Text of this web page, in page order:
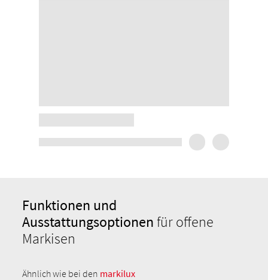
Funktionen und
Ausstattungsoptionenfür offene
Markisen
Ähnlich wie bei den markilux